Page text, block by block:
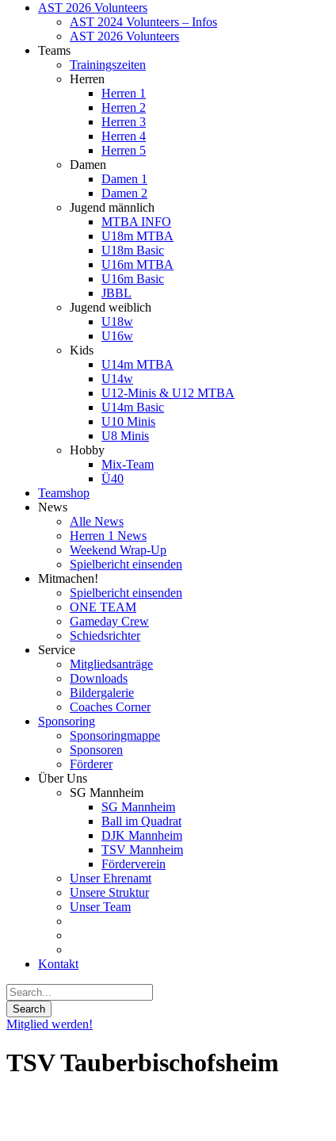
AST 2026 Volunteers
AST 2024 Volunteers – Infos
AST 2026 Volunteers
Teams
Trainingszeiten
Herren
Herren 1
Herren 2
Herren 3
Herren 4
Herren 5
Damen
Damen 1
Damen 2
Jugend männlich
MTBA INFO
U18m MTBA
U18m Basic
U16m MTBA
U16m Basic
JBBL
Jugend weiblich
U18w
U16w
Kids
U14m MTBA
U14w
U12-Minis & U12 MTBA
U14m Basic
U10 Minis
U8 Minis
Hobby
Mix-Team
Ü40
Teamshop
News
Alle News
Herren 1 News
Weekend Wrap-Up
Spielbericht einsenden
Mitmachen!
Spielbericht einsenden
ONE TEAM
Gameday Crew
Schiedsrichter
Service
Mitgliedsanträge
Downloads
Bildergalerie
Coaches Corner
Sponsoring
Sponsoringmappe
Sponsoren
Förderer
Über Uns
SG Mannheim
SG Mannheim
Ball im Quadrat
DJK Mannheim
TSV Mannheim
Förderverein
Unser Ehrenamt
Unsere Struktur
Unser Team
Kontakt
Mitglied werden!
TSV Tauberbischofsheim